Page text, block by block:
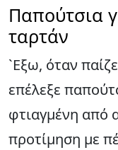
Παπούτσια
ταρτάν
`Εξω, όταν
επέλεξε
φτιαγμένη από
προτίμηση με